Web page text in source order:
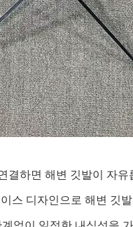
결하면 해변 깃발이 자
스 디자인으로 해변 깃